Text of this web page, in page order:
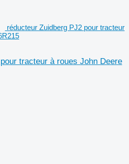
réducteur Zuidberg PJ2 pour tracteur
tracteur à roues John Deere